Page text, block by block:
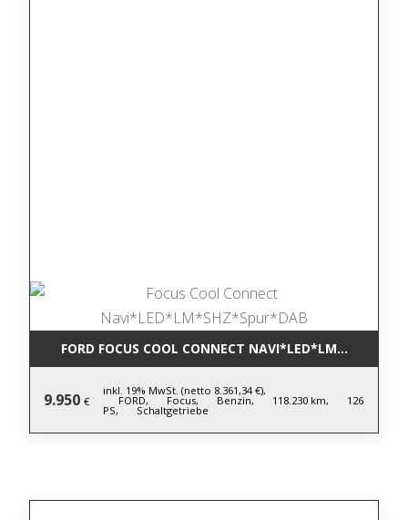
FORD FOCUS COOL CONNECT
9.950 €
inkl. 19% MwSt. (netto 8.361,34 €),
FORD, Focus, Benzin, 118.230 km, 126
PS, Schaltgetriebe